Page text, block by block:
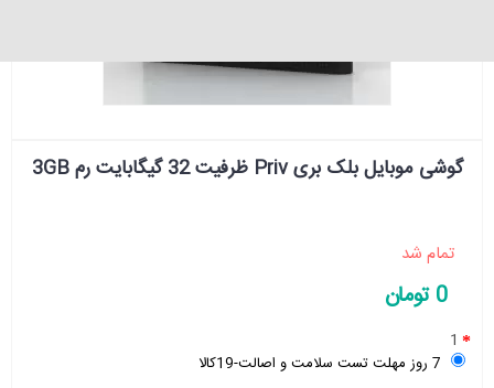
گوشی موبایل بلک بری Priv ظرفیت 32 گیگابایت رم 3GB
تمام شد
0 تومان
1
7 روز مهلت تست سلامت و اصالت-19کالا